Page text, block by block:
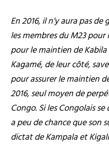
En 2016, il n’y aura pas
les membres du M23
pour le maintien de
Kagamé, de leur côté,
pour assurer le maintien
2016, seul moyen de
Congo. Si les Congolais
a peu de chance que son
dictat de Kampala et